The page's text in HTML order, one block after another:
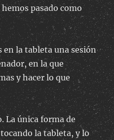
pasado como
en la tableta una sesión
en la que
y hacer lo que
La única forma de
la tableta, y lo